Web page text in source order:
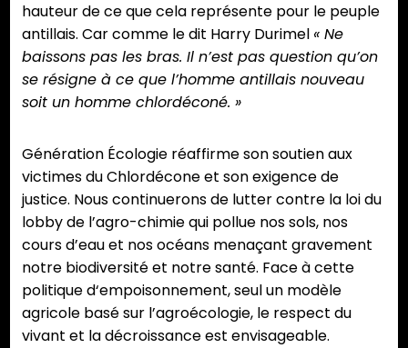
hauteur de ce que cela représente pour le peuple
antillais. Car comme le dit Harry Durimel« Ne
baissons pas les bras. Il n’est pas question qu’on
se résigne à ce que l’homme antillais nouveau
soit un homme chlordéconé. »
Génération Écologie réaffirme son soutien aux
victimes du Chlordécone et son exigence de
justice. Nous continuerons de lutter contre la loi du
lobby de l’agro-chimie qui pollue nos sols, nos
cours d’eau et nos océans menaçant gravement
notre biodiversité et notre santé. Face à cette
politique d‘empoisonnement, seul un modèle
agricole basé sur l’agroécologie, le respect du
vivant et la décroissance est envisageable.